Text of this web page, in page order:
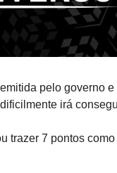
pelo governo
irá
trazer 7 pontos